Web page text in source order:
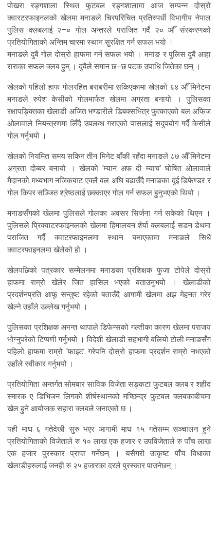
पोखरा रङ्गशाला स्थित फुटबल रङ्गशालामा आज सम्पन्न दोस्रो
क्वारटरफाइनलको खेलमा मनाङले चिरपरिचित प्रतिस्पर्धी विभागीय नेपाल
पुलिस क्लबलाई २–० गोल अन्तरले पराजित गर्दै २० औँ संस्करणको
प्रतियोगिताको अन्तिम चारमा स्थान सुरक्षित गर्न सफल भयो ।
मनाङले दुबै गोल दोस्रो हाफमा गर्न सफल भयो । मनाङ र पुलिस दुबै आहा
राराका सफल क्लब हुन् । दुबैले समान छ÷छ पटक उपाधि जितेका छन् ।
खेलको पहिलो हाफ गोलरहित बराबरीमा सकिएकामा खेलको ६४ औँ मिनेटमा
मनाङले रुपेश केसीको गोलमार्फत खेलमा अग्रता बनायो । पुलिसका
रक्षापङ्क्तिका खेलाडी अजित भण्डारीले डिबक्सभित्र फुत्काएको बल अफिज
ओलावाले नियन्त्रणमा लिँदै उपलव्ध गराएको पासलाई सदुपयोग गर्दै केसीले
गोल गर्नुभयो ।
खेलको नियमित समय सकिन तीन मिनेट बाँकी रहँदा मनाङले ८७ औँ मिनेटमा
अग्रता दोब्बर बनायो । खेलको ‘म्यान अफ दी म्याच’ घोषित ओलावाले
मैदानको मध्यभाग नजिकबाट एक्लै बल अघि बढाउँदै मनाङका दुई डिफेण्डर र
गोल किपर सञ्जित श्रेष्ठलाई छक्काएर गोल गर्न सफल हुनुभएको थियो ।
मनाङसँगको खेलमा पुलिसले गोलका अवसर सिर्जना गर्न सकेको थिएन ।
पुलिसले प्रिक्वाटरफाइनलको खेलमा हिमालयन शेर्पा क्लबलाई सडन डेथमा
पराजित गर्दै क्वाटरफाइनलमा स्थान बनाएकामा मनाङले सिधै
क्वाटरफाइनलमा खेलेको हो ।
खेलपछिको पत्रकार सम्मेलनमा मनाङका प्रशिक्षक फुजा टोपेले दोस्रो
हाफमा राम्रो खेलेर जित हासिल भएको बताउनुभयो । खेलाडीको
प्रदर्शनप्रति आफू सन्तुष्ट रहेको बताउँदै आगामी खेलमा अझ मेहनत गरेर
खेल्ने उहाँले उल्लेख गर्नुभयो ।
पुलिसका प्रशिक्षक अनन्त थापाले डिफेन्सको गल्तीका कारण खेलमा पराजय
भोग्नुपरेको टिप्पणी गर्नुभयो । विदेशी खेलाडी सहभागी बलियो टोली मनाङसँग
पहिलो हाफमा राम्रो ‘फाइट’ गरेपनि दोस्रो हाफमा प्रदर्शन राम्रो नभएको
उहाँले स्वीकार गर्नुभयो ।
प्रतियोगिता अन्तर्गत सोमबार साविक विजेता सङ्कटा फुटबल क्लब र शहीद
स्मारक ए डिभिजन लिगको शीर्षस्थानको मच्छिन्द्र फुटबल क्लबकाबीचमा
खेल हुने आयोजक सहारा क्लबले जनाएको छ ।
यही माघ ६ गतेदेखी सुरु भएर आगामी माघ १५ गतेसम्म सञ्चालन हुने
प्रतियोगिताको विजेताले रु १० लाख एक हजार र उपविजेताले रु पाँच लाख
एक हजार पुरस्कार प्राप्त गर्नेछन् । यसैगरी उत्कृष्ट पाँच विधाका
खेलाडीहरुलाई जनही रु २५ हजारका दरले पुरस्कार पाउनेछन् ।